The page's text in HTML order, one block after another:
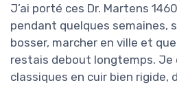
J’ai porté ces Dr. Martens
pendant quelques semaines,
bosser, marcher en ville et
restais debout longtemps. Je
classiques en cuir bien rigide,